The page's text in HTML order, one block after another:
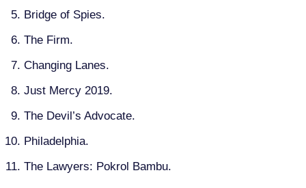
Bridge of Spies.
The Firm.
Changing Lanes.
Just Mercy 2019.
The Devil’s Advocate.
Philadelphia.
The Lawyers: Pokrol Bambu.